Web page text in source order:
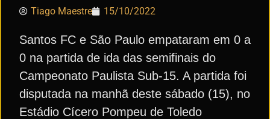
Tiago Maestre 15/10/2022
Santos FC e São Paulo empataram em 0 a
0 na partida de ida das semifinais do
Campeonato Paulista Sub-15. A partida foi
disputada na manhã deste sábado (15), no
Estádio Cícero Pompeu de Toledo